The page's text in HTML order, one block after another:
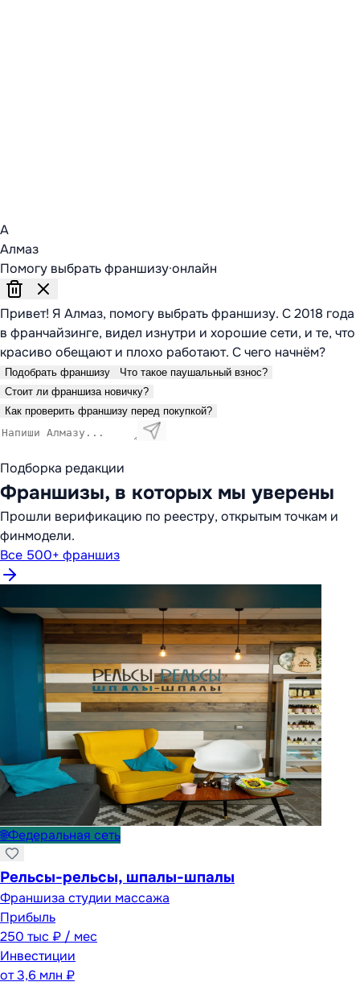
А
Алмаз
Помогу выбрать франшизу·онлайн
Привет! Я Алмаз, помогу выбрать франшизу. С 2018 года
в франчайзинге, видел изнутри и хорошие сети, и те, что
красиво обещают и плохо работают. С чего начнём?
Подобрать франшизу
Что такое паушальный взнос?
Стоит ли франшиза новичку?
Как проверить франшизу перед покупкой?
Подборка редакции
Франшизы, в которых мы уверены
Прошли верификацию по реестру, открытым точкам и
финмодели.
Все 500+ франшиз
🌐Федеральная сеть
Рельсы-рельсы, шпалы-шпалы
Франшиза студии массажа
Прибыль
250 тыс ₽ / мес
Инвестиции
от3,6 млн ₽